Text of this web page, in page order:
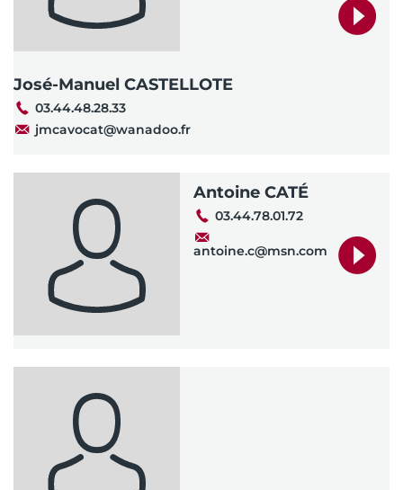
José-Manuel CASTELLOTE
03.44.48.28.33
jmcavocat@wanadoo.fr
Antoine CATÉ
03.44.78.01.72
antoine.c@msn.com